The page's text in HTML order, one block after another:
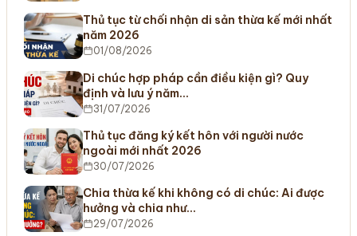
Thủ tục từ chối nhận di sản thừa kế mới nhất
năm 2026
01/08/2026
Di chúc hợp pháp cần điều kiện gì? Quy
định và lưu ý năm…
31/07/2026
Thủ tục đăng ký kết hôn với người nước
ngoài mới nhất 2026
30/07/2026
Chia thừa kế khi không có di chúc: Ai được
hưởng và chia như…
29/07/2026